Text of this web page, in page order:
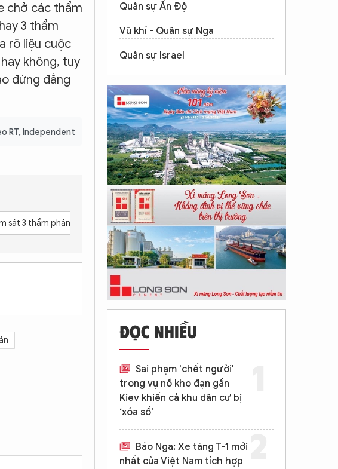
chở các thẩm
3 thẩm
rõ liệu cuộc
không, tuy
đứng đằng
RT, Independent
sát 3 thẩm phán? Mối liên hệ giữa án tử hình và vụ ám sát thẩm phán là gì?
Quân sự Ấn Độ
Vũ khí - Quân sự Nga
Quân sự Israel
ĐỌC NHIỀU
Sai phạm 'chết người'
trong vụ nổ kho đạn gần
Kiev khiến cả khu dân cư bị
‘xóa sổ’
Báo Nga: Xe tăng T-1 mới
nhất của Việt Nam tích hợp